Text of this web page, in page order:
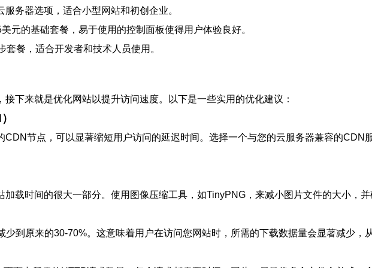
服务器选项，适合小型网站和初创企业。
美元的基础套餐，易于使用的控制面板使得用户体验良好。
套餐，适合开发者和技术人员使用。
接下来就是优化网站以提升访问速度。以下是一些实用的优化建议：
CDN节点，可以显著缩短用户访问的延迟时间。选择一个与您的云服务器兼容的
加载时间的很大一部分。使用图像压缩工具，如TinyPNG，来减小图片文件的大小，
少到原来的30-70%。这意味着用户在访问您网站时，所需的下载数据量会显著减少，